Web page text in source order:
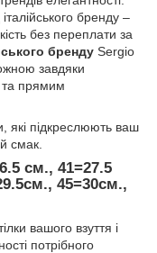
італійського бренду –
без переплати за
бренду Sergio
завдяки
та прямим
які підкреслюють ваш
смак.
см., 41=27.5
45=30см.,
вашого взуття і
потрібного